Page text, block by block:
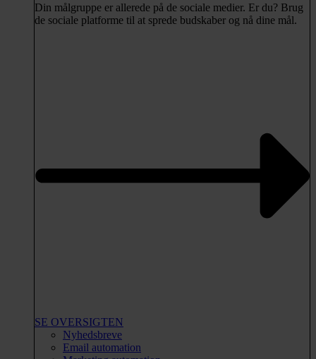
Din målgruppe er allerede på de sociale medier. Er du? Brug
de sociale platforme til at sprede budskaber og nå dine mål.
SE OVERSIGTEN
Nyhedsbreve
Email automation